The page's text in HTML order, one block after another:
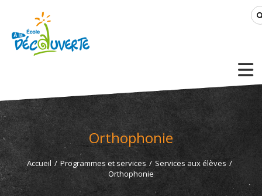
Orthophonie
Accueil / Programmes et services / Services aux élèves /
Orthophonie